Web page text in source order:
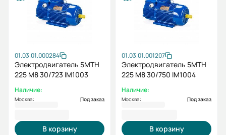
01.03.01.000284
Электродвигатель 5MTH
225 М8 30/723 IM1003
Наличие:
Москва: Под заказ
В корзину
01.03.01.001207
Электродвигатель 5МТН
225 М8 30/750 IM1004
Наличие:
Москва: Под заказ
В корзину